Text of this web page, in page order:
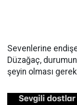
Sevenlerine
Düzağaç,
şeyin olması